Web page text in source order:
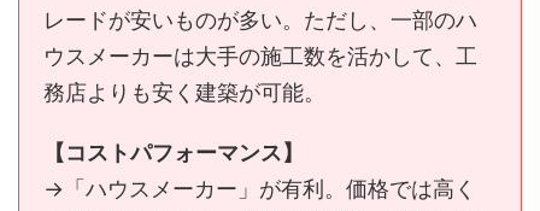
レードが安いものが多い。ただし、一部のハ
ウスメーカーは大手の施工数を活かして、工
務店よりも安く建築が可能。
【コストパフォーマンス】
→「ハウスメーカー」が有利。価格では高く